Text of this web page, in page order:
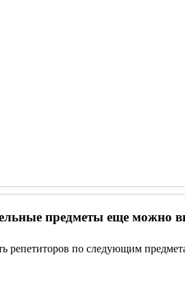
предметы еще можно
репетиторов по следующим